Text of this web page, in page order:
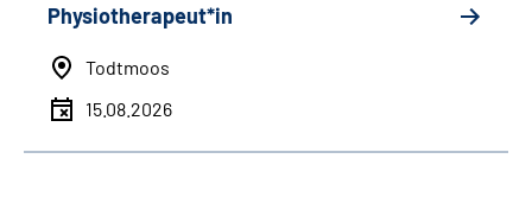
Physiotherapeut*in
Todtmoos
15.08.2026